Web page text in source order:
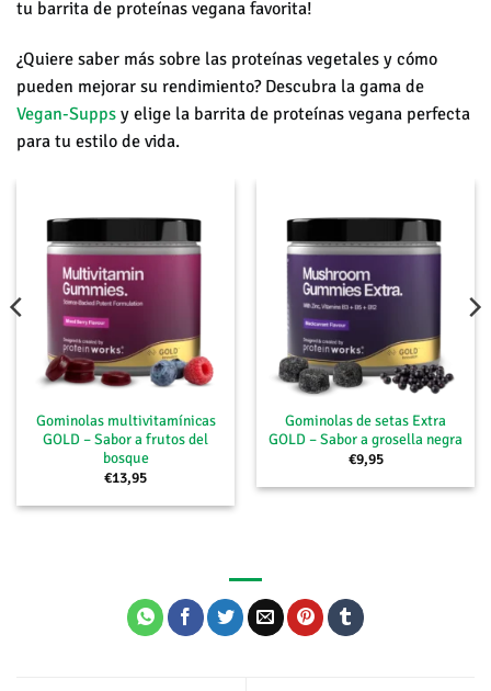
tu barrita de proteínas vegana favorita!
¿Quiere saber más sobre las proteínas vegetales y cómo
pueden mejorar su rendimiento? Descubra la gama de
Vegan-Supps y elige la barrita de proteínas vegana perfecta
para tu estilo de vida.
Gominolas multivitamínicas
GOLD – Sabor a frutos del
bosque
€13,95
Gominolas de setas Extra
GOLD – Sabor a grosella negra
€9,95